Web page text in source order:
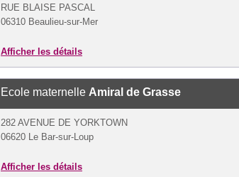
RUE BLAISE PASCAL
06310 Beaulieu-sur-Mer
Afficher les détails
Ecole maternelle Amiral de Grasse
282 AVENUE DE YORKTOWN
06620 Le Bar-sur-Loup
Afficher les détails